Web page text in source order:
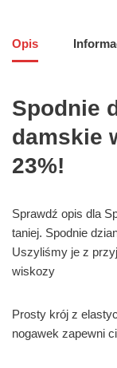
Opis
Spodnie
damskie
23%!
Sprawdź opis dla
taniej. Spodnie
Uszyliśmy je z
wiskozy
Prosty krój z
nogawek zapewni